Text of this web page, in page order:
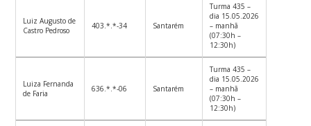
Luiz Augusto de
Castro Pedroso
403.*.*-34 Santarém
Turma 435 –
dia 15.05.2026
– manhã
(07:30h –
12:30h)
Luiza Fernanda
de Faria
636.*.*-06 Santarém
Turma 435 –
dia 15.05.2026
– manhã
(07:30h –
12:30h)